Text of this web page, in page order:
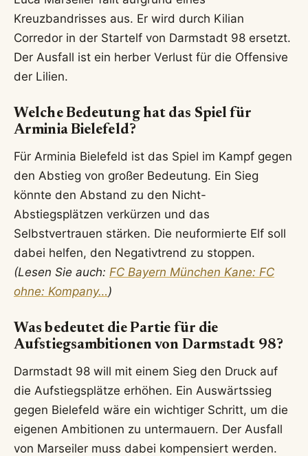
Kreuzbandrisses aus. Er wird durch Kilian
Corredor in der Startelf von Darmstadt 98 ersetzt.
Der Ausfall ist ein herber Verlust für die Offensive
der Lilien.
Welche Bedeutung hat das Spiel für
Arminia Bielefeld?
Für Arminia Bielefeld ist das Spiel im Kampf gegen
den Abstieg von großer Bedeutung. Ein Sieg
könnte den Abstand zu den Nicht-
Abstiegsplätzen verkürzen und das
Selbstvertrauen stärken. Die neuformierte Elf soll
dabei helfen, den Negativtrend zu stoppen.
(Lesen Sie auch: FC Bayern München Kane: FC
ohne: Kompany…)
Was bedeutet die Partie für die
Aufstiegsambitionen von Darmstadt 98?
Darmstadt 98 will mit einem Sieg den Druck auf
die Aufstiegsplätze erhöhen. Ein Auswärtssieg
gegen Bielefeld wäre ein wichtiger Schritt, um die
eigenen Ambitionen zu untermauern. Der Ausfall
von Marseiler muss dabei kompensiert werden.